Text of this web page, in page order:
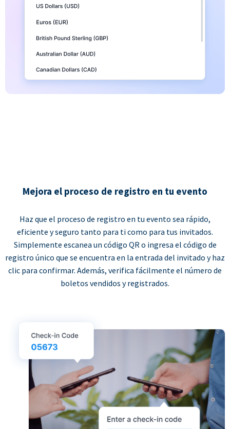
Mejora el proceso de registro en tu evento
Haz que el proceso de registro en tu evento sea rápido,
eficiente y seguro tanto para ti como para tus invitados.
Simplemente escanea un código QR o ingresa el código de
registro único que se encuentra en la entrada del invitado y haz
clic para confirmar. Además, verifica fácilmente el número de
boletos vendidos y registrados.